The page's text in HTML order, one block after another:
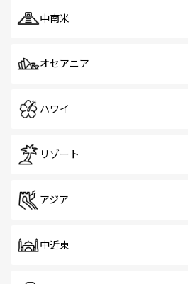
中南米
オセアニア
ハワイ
リゾート
アジア
中近東